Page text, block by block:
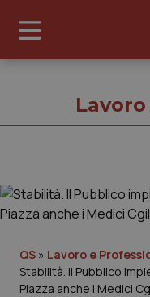
Governo e
QS » Lavoro e
Stabilità. Il Pubblico
Piazza anche i Medici